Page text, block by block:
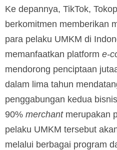
Ke depannya, TikTok,
berkomitmen memberikan
para pelaku UMKM di
memanfaatkan platform e-
mendorong penciptaan
dalam lima tahun
penggabungan kedua
90% merchant merupakan
pelaku UMKM tersebut
melalui berbagai program